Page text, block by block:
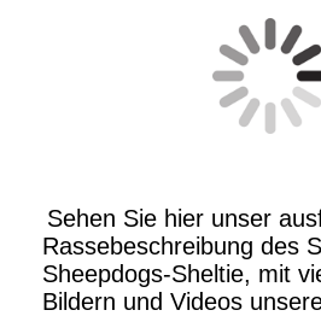
Sehen Sie hier unser
Rassebeschreibung des
Sheepdogs-Sheltie, mit
Bildern und Videos